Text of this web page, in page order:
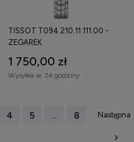
TISSOT T094.210.11.111.00 -
ZEGAREK
1 750,00 zł
Wysyłka w: 24 godziny
4 5 ... 8